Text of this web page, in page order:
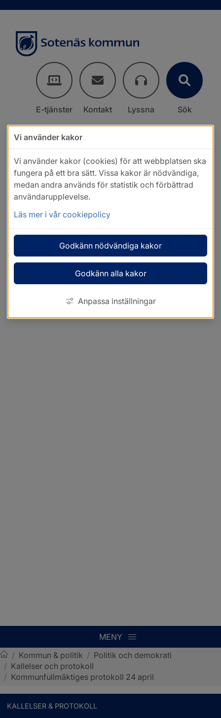
E-tjänster Kontakt Lyssna Sök
MENY
Sotenäs kommun
/ Kommun & politik / Politik och demokrati
/ Kallelser och protokoll
/ Kommunfullmäktiges protokoll 24 april
KALLELSER & PROTOKOLL
Vi använder kakor
Vi använder kakor (cookies) för att webbplatsen ska
fungera på ett bra sätt. Vissa kakor är nödvändiga,
medan andra används för statistik och förbättrad
användarupplevelse.
Läs mer i vår cookiepolicy
Godkänn nödvändiga kakor
Godkänn alla kakor
Anpassa inställningar